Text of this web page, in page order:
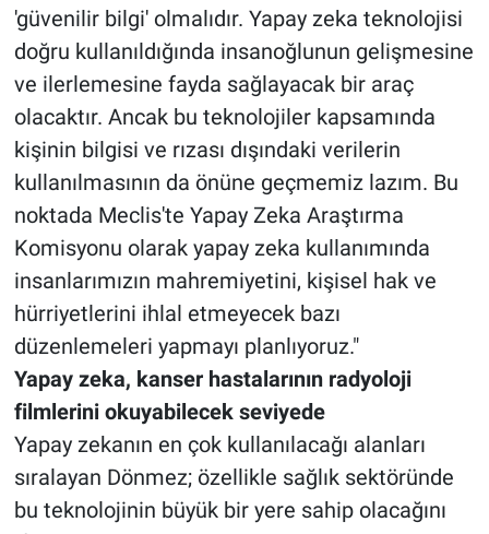
'güvenilir bilgi' olmalıdır. Yapay zeka teknolojisi
doğru kullanıldığında insanoğlunun gelişmesine
ve ilerlemesine fayda sağlayacak bir araç
olacaktır. Ancak bu teknolojiler kapsamında
kişinin bilgisi ve rızası dışındaki verilerin
kullanılmasının da önüne geçmemiz lazım. Bu
noktada Meclis'te Yapay Zeka Araştırma
Komisyonu olarak yapay zeka kullanımında
insanlarımızın mahremiyetini, kişisel hak ve
hürriyetlerini ihlal etmeyecek bazı
düzenlemeleri yapmayı planlıyoruz."
Yapay zeka, kanser hastalarının radyoloji
filmlerini okuyabilecek seviyede
Yapay zekanın en çok kullanılacağı alanları
sıralayan Dönmez; özellikle sağlık sektöründe
bu teknolojinin büyük bir yere sahip olacağını